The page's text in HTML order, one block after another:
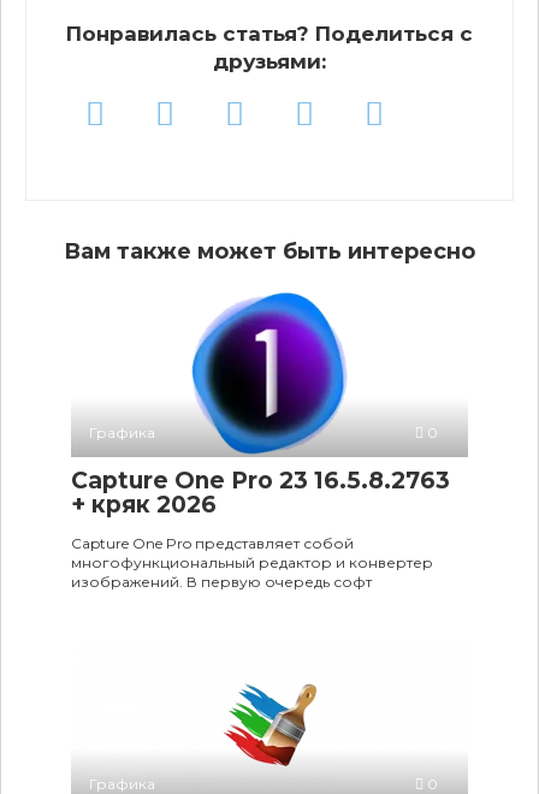
Понравилась статья? Поделиться с
друзьями:
Вам также может быть интересно
Графика 0
Capture One Pro 23 16.5.8.2763
+ кряк 2026
Capture One Pro представляет собой
многофункциональный редактор и конвертер
изображений. В первую очередь софт
Графика 0